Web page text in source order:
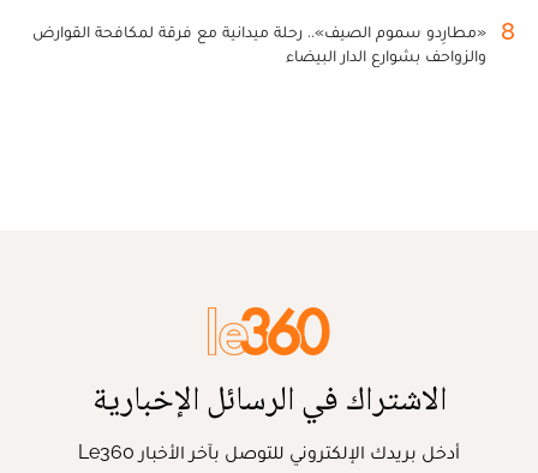
8
«مطارِدو سموم الصيف».. رحلة ميدانية مع فرقة لمكافحة القوارض
والزواحف بشوارع الدار البيضاء
الاشتراك في الرسائل الإخبارية
أدخل بريدك الإلكتروني للتوصل بآخر الأخبار Le360